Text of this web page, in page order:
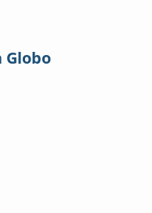
Globo